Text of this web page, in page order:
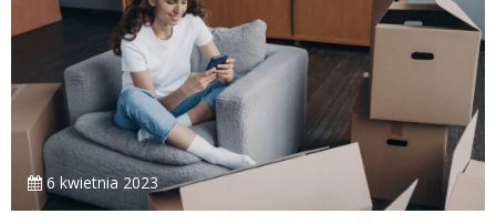
6 kwietnia 2023